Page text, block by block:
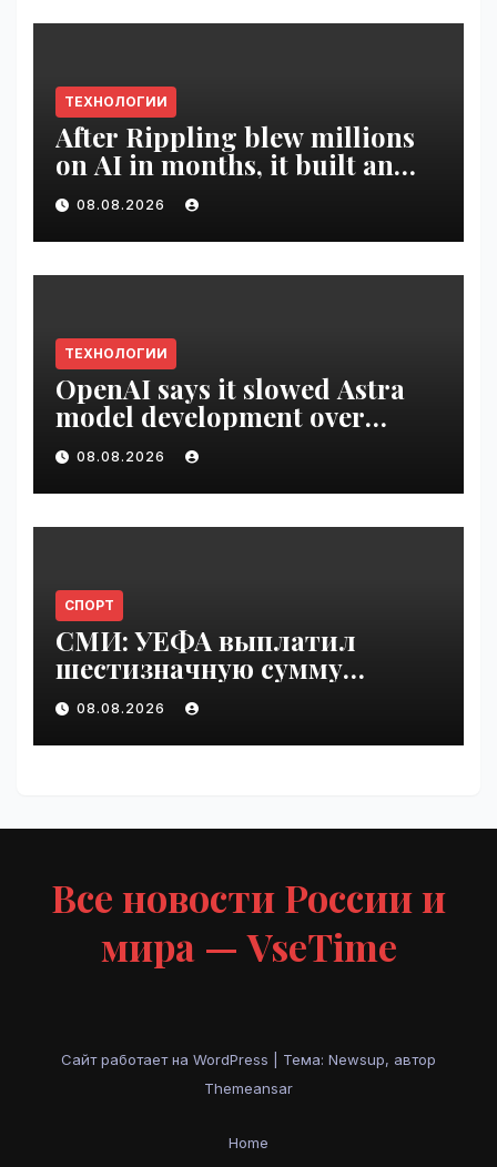
ТЕХНОЛОГИИ
After Rippling blew millions
on AI in months, it built an
employee ROI tool |
VseTime.ru
08.08.2026
ТЕХНОЛОГИИ
OpenAI says it slowed Astra
model development over
security concerns | VseTime.ru
08.08.2026
СПОРТ
СМИ: УЕФА выплатил
шестизначную сумму
любовнице Инфантино |
VseTime.ru
08.08.2026
Все новости России и
мира — VseTime
Сайт работает на WordPress
Тема: Newsup, автор
Themeansar
Home